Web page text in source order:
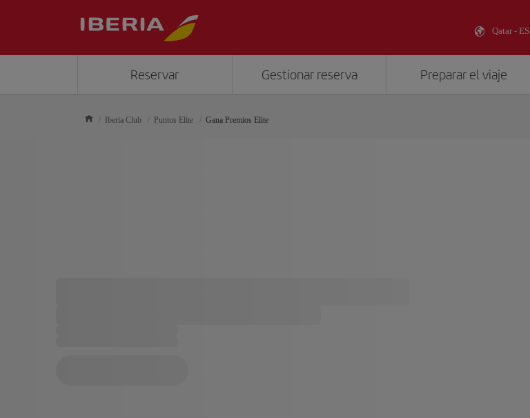
Qatar - ES
Reservar Gestionar reserva Preparar el viaje
Iberia Club Puntos Elite Gana Premios Elite